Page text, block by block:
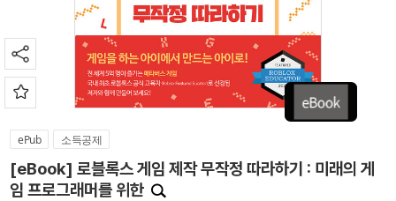
ePub 소득공제
[eBook] 로블록스 게임 제작 무작정 따라하기 : 미래의 게
임 프로그래머를 위한